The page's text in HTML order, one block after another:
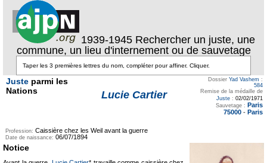
1939-1945 Rechercher un juste, une
commune, un lieu d'internement ou de sauvetage
Juste parmi les
Nations
Lucie Cartier
Dossier Yad Vashem :
584
Remise de la médaille de
Juste : 02/02/1971
Sauvetage : Paris
75000 - Paris
Profession: Caissière chez les Weil avant la guerre
Date de naissance: 06/07/1894
Notice